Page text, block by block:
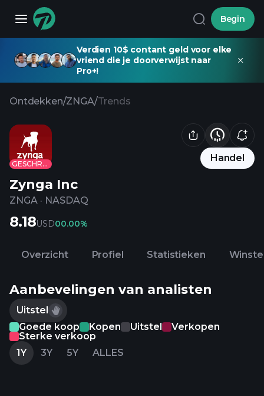
Begin
Verdien 10$ contant geld voor elke
vriend die je doorverwijst naar
Pro+!
Ontdekken/ZNGA/Trends
GESCHRAPT
Handel
Zynga Inc
ZNGA · NASDAQ
8.18USD00.00%
Overzicht Profiel Statistieken
Aanbevelingen van analisten
Uitstel
Goede koop
Kopen Uitstel
Verkopen
Sterke verkoop
1Y
3Y 5Y ALLES